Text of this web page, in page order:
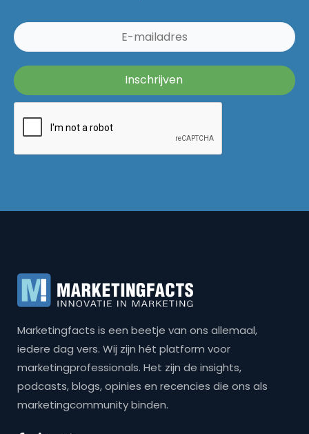
Marketingfacts is een beetje van ons allemaal,
iedere dag vers. Wij zijn hét platform voor
marketingprofessionals. Het zijn de insights,
podcasts, blogs, opinies en recencies die ons als
marketingcommunity binden.